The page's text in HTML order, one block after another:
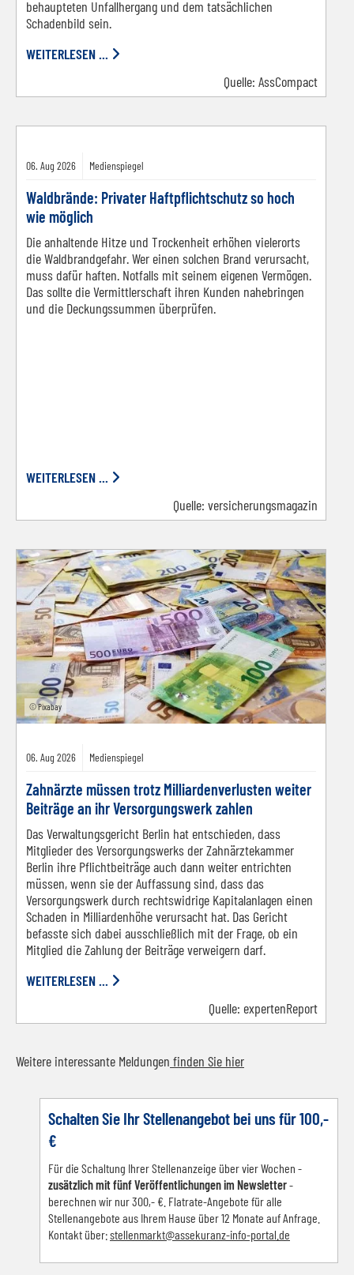
behaupteten Unfallhergang und dem tatsächlichen
Schadenbild sein.
WEITERLESEN ...
Quelle: AssCompact
06. Aug 2026 Medienspiegel
Waldbrände: Privater Haftpflichtschutz so hoch
wie möglich
Die anhaltende Hitze und Trockenheit erhöhen vielerorts
die Waldbrandgefahr. Wer einen solchen Brand verursacht,
muss dafür haften. Notfalls mit seinem eigenen Vermögen.
Das sollte die Vermittlerschaft ihren Kunden nahebringen
und die Deckungssummen überprüfen.
WEITERLESEN ...
Quelle: versicherungsmagazin
© Pixabay
06. Aug 2026 Medienspiegel
Zahnärzte müssen trotz Milliardenverlusten weiter
Beiträge an ihr Versorgungswerk zahlen
Das Verwaltungsgericht Berlin hat entschieden, dass
Mitglieder des Versorgungswerks der Zahnärztekammer
Berlin ihre Pflichtbeiträge auch dann weiter entrichten
müssen, wenn sie der Auffassung sind, dass das
Versorgungswerk durch rechtswidrige Kapitalanlagen einen
Schaden in Milliardenhöhe verursacht hat. Das Gericht
befasste sich dabei ausschließlich mit der Frage, ob ein
Mitglied die Zahlung der Beiträge verweigern darf.
WEITERLESEN ...
Quelle: expertenReport
Weitere interessante Meldungen finden Sie hier
Schalten Sie Ihr Stellenangebot bei uns für 100,-
€
Für die Schaltung Ihrer Stellenanzeige über vier Wochen -
zusätzlich mit fünf Veröffentlichungen im Newsletter-
berechnen wir nur 300,- €. Flatrate-Angebote für alle
Stellenangebote aus Ihrem Hause über 12 Monate auf Anfrage.
Kontakt über:stellenmarkt@assekuranz-info-portal.de